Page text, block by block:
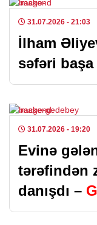
31.07.2026 - 21:03
İlham
səfəri başa
31.07.2026 - 19:20
Evinə
tərəfindən
danışdı –